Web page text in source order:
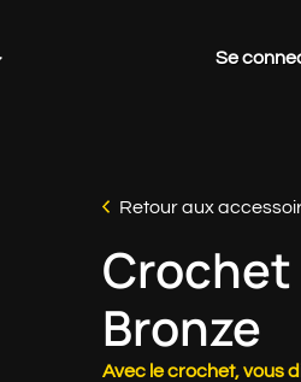
Se
Retour aux
Bronze
Avec le crochet, vous